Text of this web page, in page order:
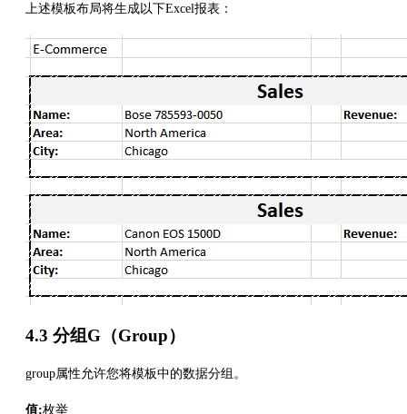
上述模板布局将生成以下Excel报表：
4.3 分组G（Group）
group属性允许您将模板中的数据分组。
值:枚举